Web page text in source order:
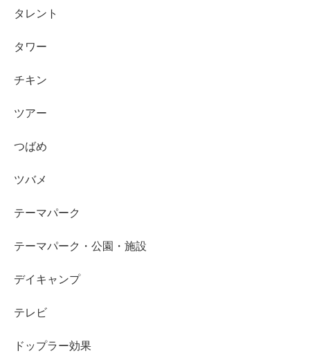
タレント
タワー
チキン
ツアー
つばめ
ツバメ
テーマパーク
テーマパーク・公園・施設
デイキャンプ
テレビ
ドップラー効果